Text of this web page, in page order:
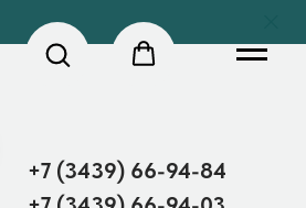
+7 (3439) 66-94-84